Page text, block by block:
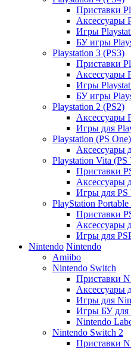
Приставки
Аксессуары
Игры
БУ игры
Playstation 3 (PS3)
Приставки
Аксессуары
Игры
БУ игры
Playstation 2 (PS2)
Аксессуары
Игры для
Playstation (PS One)
Аксессуары
Playstation Vita (PS
Приставки
Аксессуары
Игры для PS
PlayStation Portable
Приставки
Аксессуары
Игры для
Nintendo Nintendo
Amiibo
Nintendo Switch
Приставки
Аксессуары
Игры для
Игры БУ для
Nintendo
Nintendo Switch 2
Приставки